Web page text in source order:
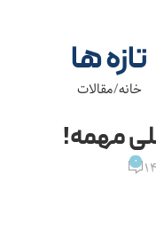
تازه ها
خانه مقالات
مهمه!
0